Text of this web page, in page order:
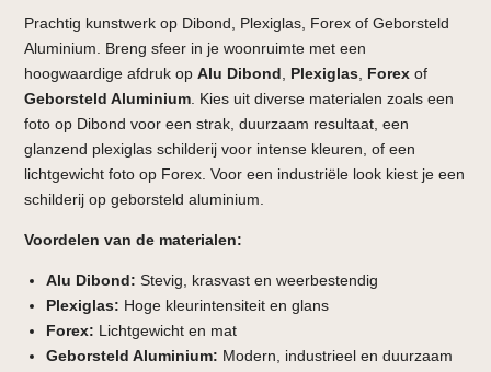
Prachtig kunstwerk op Dibond, Plexiglas, Forex of Geborsteld
Aluminium. Breng sfeer in je woonruimte met een
hoogwaardige afdruk opAlu Dibond Plexiglas Forex of
Geborsteld Aluminium . Kies uit diverse materialen zoals een
foto op Dibond voor een strak, duurzaam resultaat, een
glanzend plexiglas schilderij voor intense kleuren, of een
lichtgewicht foto op Forex. Voor een industriële look kiest je een
schilderij op geborsteld aluminium.
Voordelen van de materialen:
Alu Dibond: Stevig, krasvast en weerbestendig
Plexiglas: Hoge kleurintensiteit en glans
Forex: Lichtgewicht en mat
Geborsteld Aluminium: Modern, industrieel en duurzaam